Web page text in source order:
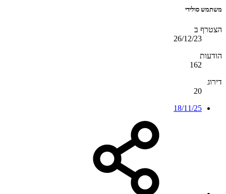
משתמש סולידי
הצטרף ב
26/12/23
הודעות
162
דירוג
20
18/11/25